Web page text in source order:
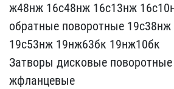
ж48нж 16с48нж 16с13нж
обратные п​оворотные
19с53нж 19нж63бк 19нж​10бк
Затворы дисковые
жфланцевые